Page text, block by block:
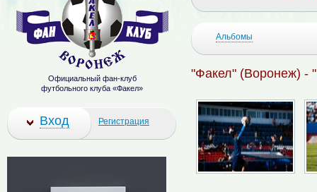
Альбомы
"Факел" (Воронеж) -
Официальный фан-клуб
футбольного клуба «Факел»
Вход Регистрация